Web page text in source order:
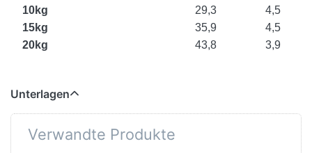
10kg
29,3
4,5
15kg
35,9
4,5
20kg
43,8 3,9
Unterlagen
Verwandte Produkte